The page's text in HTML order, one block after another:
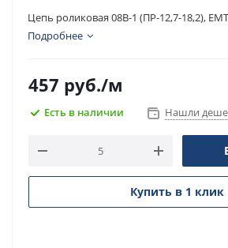
Цепь роликовая 08B-1 (ПР-12,7-18,2), EMT
Подробнее
457 руб./м
Есть в наличии Нашли
Купить в 1 клик